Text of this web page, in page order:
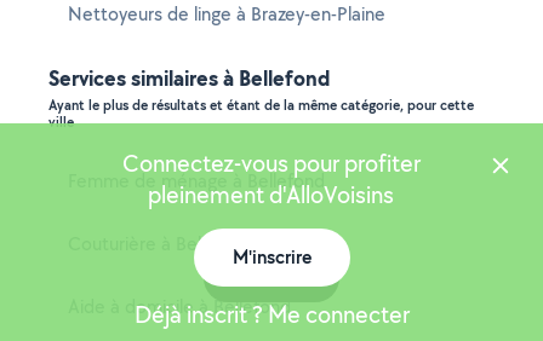
Nettoyeurs de linge à Brazey-en-Plaine
Services similaires à Bellefond
Ayant le plus de résultats et étant de la même catégorie, pour cette
ville
Femme de ménage à Bellefond
Couturière à Bellefond
Aide à domicile à Bellefond
Connectez-vous pour profiter
pleinement d'AlloVoisins
M'inscrire
Déjà inscrit ? Me connecter